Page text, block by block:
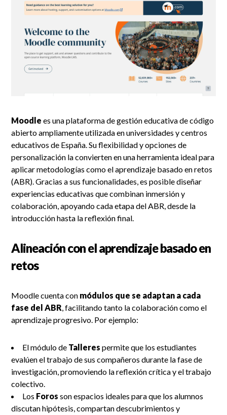
Moodle es una plataforma de gestión educativa de código
abierto ampliamente utilizada en universidades y centros
educativos de España. Su flexibilidad y opciones de
personalización la convierten en una herramienta ideal para
aplicar metodologías como el aprendizaje basado en retos
(ABR). Gracias a sus funcionalidades, es posible diseñar
experiencias educativas que combinan inmersión y
colaboración, apoyando cada etapa del ABR, desde la
introducción hasta la reflexión final.
Alineación con el aprendizaje basado en
retos
Moodle cuenta con módulos que se adaptan a cada
fase del ABR, facilitando tanto la colaboración como el
aprendizaje progresivo. Por ejemplo:
El módulo de Talleres permite que los estudiantes
evalúen el trabajo de sus compañeros durante la fase de
investigación, promoviendo la reflexión crítica y el trabajo
colectivo.
Los Foros son espacios ideales para que los alumnos
discutan hipótesis, compartan descubrimientos y